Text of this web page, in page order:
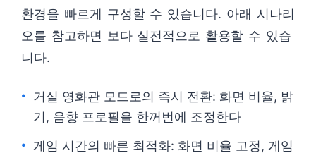
환경을 빠르게 구성할 수 있습니다. 아래 시나리
오를 참고하면 보다 실전적으로 활용할 수 있습
니다.
거실 영화관 모드로의 즉시 전환: 화면 비율, 밝
기, 음향 프로필을 한꺼번에 조정한다
게임 시간의 빠른 최적화: 화면 비율 고정, 게임